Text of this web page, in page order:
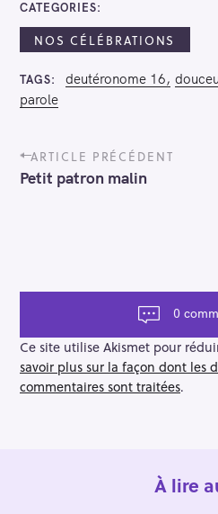
CATEGORIES
NOS CÉLÉBRATIONS
TAGS deutéronome 16
parole
P
o
s
g
t
i
o
n
ARTICLE PRÉCÉDENT
Petit patron malin
0
Ce site utilise Akismet pour
savoir plus sur la façon dont les
commentaires sont traitées.
À lire